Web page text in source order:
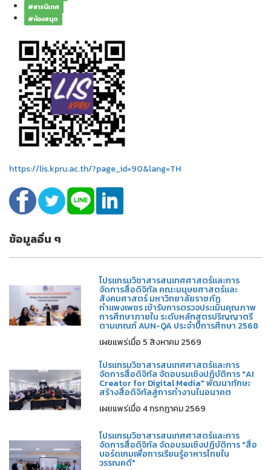
#สารนิเทศ
#ห้องสมุด
https://lis.kpru.ac.th/?page_id=90&lang=TH
ข้อมูลอื่น ๆ
โปรแกรมวิชาสารสนเทศศาสตร์และการ
จัดการสื่อดิจิทัล คณะมนุษยศาสตร์และ
สังคมศาสตร์ มหาวิทยาลัยราชภัฏ
กำแพงเพชร เข้ารับการตรวจประเมินคุณภาพ
การศึกษาภายใน ระดับหลักสูตรปริญญาตรี
ตามเกณฑ์ AUN-QA ประจำปีการศึกษา 2568
เผยแพร่เมื่อ 5 สิงหาคม 2569
โปรแกรมวิชาสารสนเทศศาสตร์และการ
จัดการสื่อดิจิทัล จัดอบรมเชิงปฏิบัติการ "AI
Creator for Digital Media" พัฒนาทักษะ
สร้างสื่อดิจิทัลสู่การทำงานในอนาคต
เผยแพร่เมื่อ 4 กรกฎาคม 2569
โปรแกรมวิชาสารสนเทศศาสตร์และการ
จัดการสื่อดิจิทัล จัดอบรมเชิงปฏิบัติการ "สื่อ
บอร์ดเกมเพื่อการเรียนรู้อาหารไทยใน
วรรณคดี"